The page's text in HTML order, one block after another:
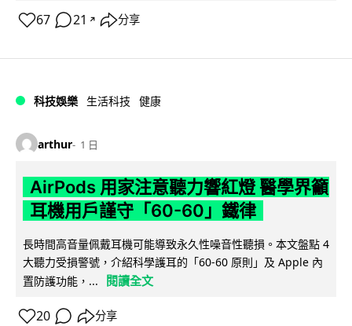
67 21 ↗ 分享
科技娛樂 生活科技 健康
arthur 1 日
AirPods 用家注意聽力響紅燈 醫學界籲
耳機用戶謹守「60-60」鐵律
長時間高音量佩戴耳機可能導致永久性噪音性聽損。本文盤點 4
大聽力受損警號，介紹科學護耳的「60-60 原則」及 Apple 內
置防護功能，...
閱讀全文
20 分享